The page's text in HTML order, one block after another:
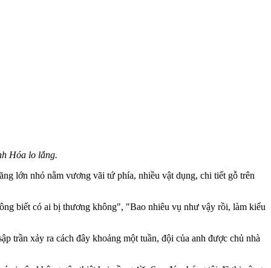
Hóa lo lắng.
lớn nhỏ nằm vương vãi tứ phía, nhiều vật dụng, chi tiết gỗ trên
biết có ai bị thương không", "Bao nhiêu vụ như vậy rồi, làm kiểu
trần xảy ra cách đây khoảng một tuần, đội của anh được chủ nhà